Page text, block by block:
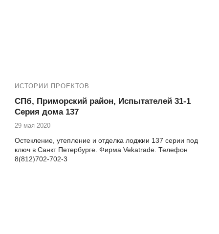
ИСТОРИИ ПРОЕКТОВ
СПб, Приморский район, Испытателей 31-1
Серия дома 137
29 мая 2020
Остекление, утепление и отделка лоджии 137 серии под
ключ в Санкт Петербурге. Фирма Vekatrade. Телефон
8(812)702-702-3